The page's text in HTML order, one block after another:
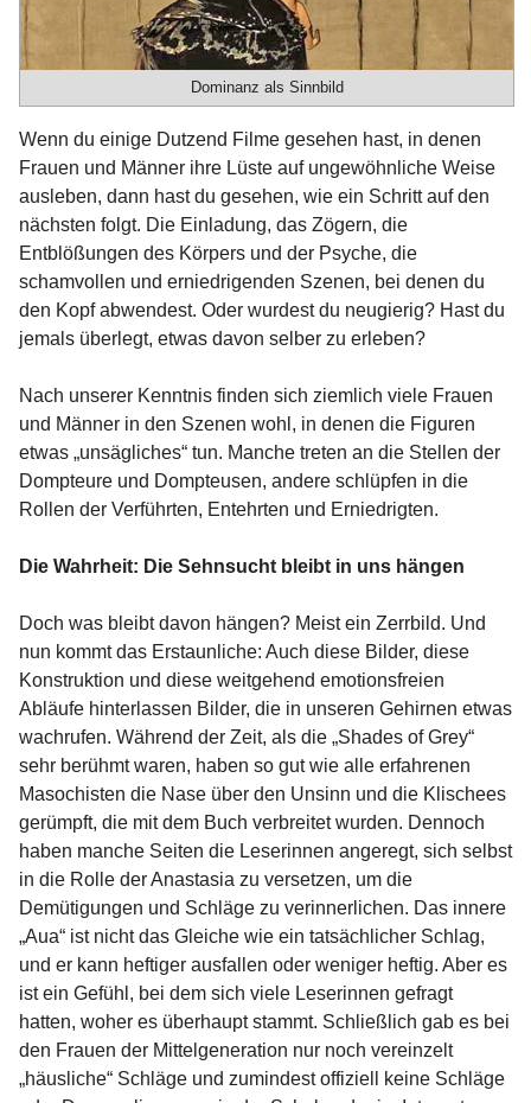
Dominanz als Sinnbild
Wenn du einige Dutzend Filme gesehen hast, in denen
Frauen und Männer ihre Lüste auf ungewöhnliche Weise
ausleben, dann hast du gesehen, wie ein Schritt auf den
nächsten folgt. Die Einladung, das Zögern, die
Entblößungen des Körpers und der Psyche, die
schamvollen und erniedrigenden Szenen, bei denen du
den Kopf abwendest. Oder wurdest du neugierig? Hast du
jemals überlegt, etwas davon selber zu erleben?
Nach unserer Kenntnis finden sich ziemlich viele Frauen
und Männer in den Szenen wohl, in denen die Figuren
etwas „unsägliches“ tun. Manche treten an die Stellen der
Dompteure und Dompteusen, andere schlüpfen in die
Rollen der Verführten, Entehrten und Erniedrigten.
Die Wahrheit: Die Sehnsucht bleibt in uns hängen
Doch was bleibt davon hängen? Meist ein Zerrbild. Und
nun kommt das Erstaunliche: Auch diese Bilder, diese
Konstruktion und diese weitgehend emotionsfreien
Abläufe hinterlassen Bilder, die in unseren Gehirnen etwas
wachrufen. Während der Zeit, als die „Shades of Grey“
sehr berühmt waren, haben so gut wie alle erfahrenen
Masochisten die Nase über den Unsinn und die Klischees
gerümpft, die mit dem Buch verbreitet wurden. Dennoch
haben manche Seiten die Leserinnen angeregt, sich selbst
in die Rolle der Anastasia zu versetzen, um die
Demütigungen und Schläge zu verinnerlichen. Das innere
„Aua“ ist nicht das Gleiche wie ein tatsächlicher Schlag,
und er kann heftiger ausfallen oder weniger heftig. Aber es
ist ein Gefühl, bei dem sich viele Leserinnen gefragt
hatten, woher es überhaupt stammt. Schließlich gab es bei
den Frauen der Mittelgeneration nur noch vereinzelt
„häusliche“ Schläge und zumindest offiziell keine Schläge